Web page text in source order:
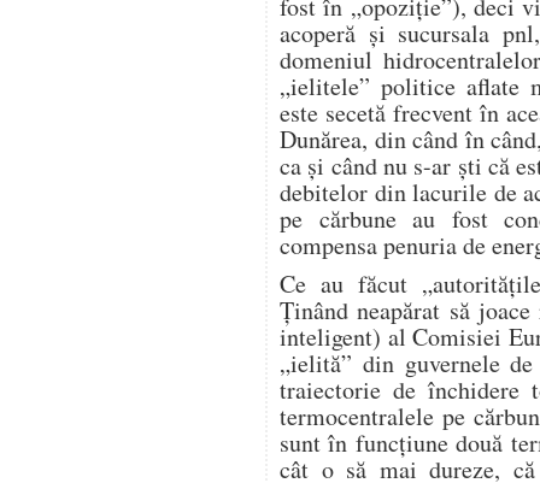
fost în „opoziție”), deci
acoperă și sucursala
domeniul
„ielitele” politice aflate
este secetă frecvent în
Dunărea, din când în
ca și când nu s-ar ști că
debitelor din lacurile de
pe cărbune au fost
compensa penuria de
Ce au făcut
Ținând neapărat să
inteligent) al Comisiei
„ielită” din guvernele
traiectorie de închidere
termocentralele pe
sunt în funcțiune două
cât o să mai dureze,